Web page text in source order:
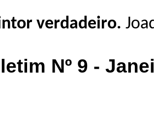
verdadeiro.
Nº 9 -